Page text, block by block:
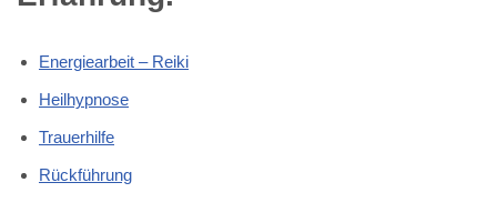
Energiearbeit – Reiki
Heilhypnose
Trauerhilfe
Rückführung